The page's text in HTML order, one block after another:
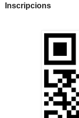
Inscripcions